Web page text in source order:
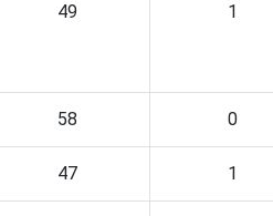
49 1
58 0
47 1